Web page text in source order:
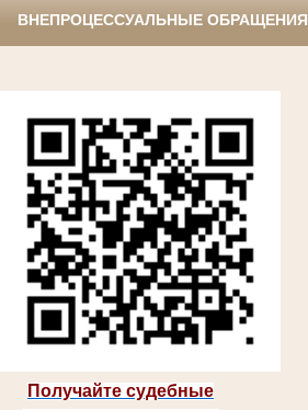
ВНЕПРОЦЕССУАЛЬНЫЕ ОБРАЩЕНИЯ
Получайте судебные